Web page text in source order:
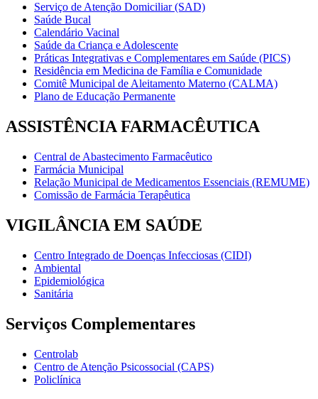
Serviço de Atenção Domiciliar (SAD)
Saúde Bucal
Calendário Vacinal
Saúde da Criança e Adolescente
Práticas Integrativas e Complementares em Saúde (PICS)
Residência em Medicina de Família e Comunidade
Comitê Municipal de Aleitamento Materno (CALMA)
Plano de Educação Permanente
ASSISTÊNCIA FARMACÊUTICA
Central de Abastecimento Farmacêutico
Farmácia Municipal
Relação Municipal de Medicamentos Essenciais (REMUME)
Comissão de Farmácia Terapêutica
VIGILÂNCIA EM SAÚDE
Centro Integrado de Doenças Infecciosas (CIDI)
Ambiental
Epidemiológica
Sanitária
Serviços Complementares
Centrolab
Centro de Atenção Psicossocial (CAPS)
Policlínica